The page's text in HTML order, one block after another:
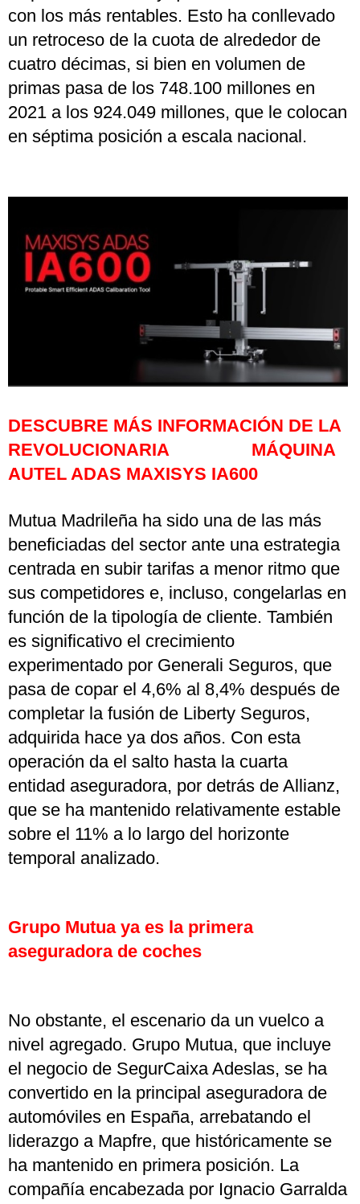
con los más rentables. Esto ha conllevado
un retroceso de la cuota de alrededor de
cuatro décimas, si bien en volumen de
primas pasa de los 748.100 millones en
2021 a los 924.049 millones, que le colocan
en séptima posición a escala nacional.
DESCUBRE MÁS INFORMACIÓN DE LA
REVOLUCIONARIA MÁQUINA
AUTEL ADAS MAXISYS IA600
Mutua Madrileña ha sido una de las más
beneficiadas del sector ante una estrategia
centrada en subir tarifas a menor ritmo que
sus competidores e, incluso, congelarlas en
función de la tipología de cliente. También
es significativo el crecimiento
experimentado por Generali Seguros, que
pasa de copar el 4,6% al 8,4% después de
completar la fusión de Liberty Seguros,
adquirida hace ya dos años. Con esta
operación da el salto hasta la cuarta
entidad aseguradora, por detrás de Allianz,
que se ha mantenido relativamente estable
sobre el 11% a lo largo del horizonte
temporal analizado.
Grupo Mutua ya es la primera
aseguradora de coches
No obstante, el escenario da un vuelco a
nivel agregado. Grupo Mutua, que incluye
el negocio de SegurCaixa Adeslas, se ha
convertido en la principal aseguradora de
automóviles en España, arrebatando el
liderazgo a Mapfre, que históricamente se
ha mantenido en primera posición. La
compañía encabezada por Ignacio Garralda